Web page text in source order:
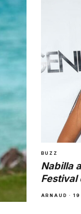
BUZZ
Nabilla
Festival
ARNAUD ·